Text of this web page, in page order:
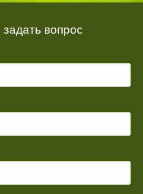
вопрос